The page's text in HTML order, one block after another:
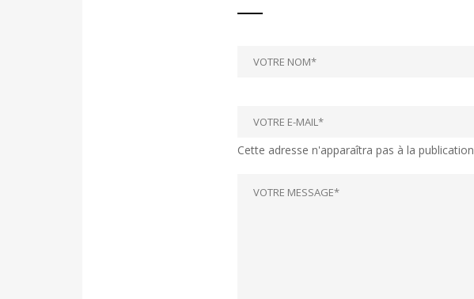
Cette adresse n'apparaîtra pas à la publication